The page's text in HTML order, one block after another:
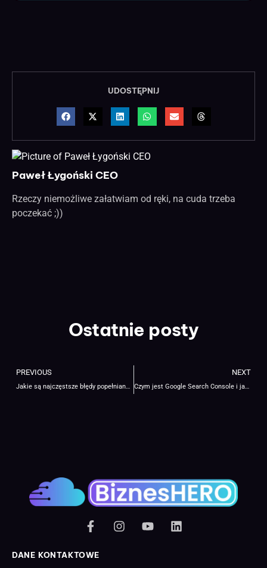
UDOSTĘPNIJ
Paweł Łygoński CEO
Rzeczy niemożliwe załatwiam od ręki, na cuda trzeba
poczekać ;))
Ostatnie posty
PREVIOUS
Jakie są najczęstsze błędy popełniane podczas analizy konkurencji i jak ich uniknąć?
NEXT
Czym jest Google Search Console i jak pomoże Ci w pozycjonowaniu?
DANE KONTAKTOWE